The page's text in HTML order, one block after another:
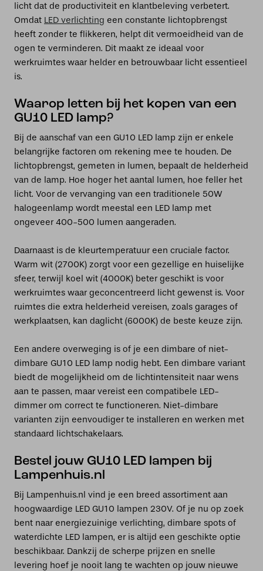
licht dat de productiviteit en klantbeleving verbetert.
Omdat LED verlichting een constante lichtopbrengst
heeft zonder te flikkeren, helpt dit vermoeidheid van de
ogen te verminderen. Dit maakt ze ideaal voor
werkruimtes waar helder en betrouwbaar licht essentieel
is.
Waarop letten bij het kopen van een
GU10 LED lamp?
Bij de aanschaf van een GU10 LED lamp zijn er enkele
belangrijke factoren om rekening mee te houden. De
lichtopbrengst, gemeten in lumen, bepaalt de helderheid
van de lamp. Hoe hoger het aantal lumen, hoe feller het
licht. Voor de vervanging van een traditionele 50W
halogeenlamp wordt meestal een LED lamp met
ongeveer 400-500 lumen aangeraden.
Daarnaast is de kleurtemperatuur een cruciale factor.
Warm wit (2700K) zorgt voor een gezellige en huiselijke
sfeer, terwijl koel wit (4000K) beter geschikt is voor
werkruimtes waar geconcentreerd licht gewenst is. Voor
ruimtes die extra helderheid vereisen, zoals garages of
werkplaatsen, kan daglicht (6000K) de beste keuze zijn.
Een andere overweging is of je een dimbare of niet-
dimbare GU10 LED lamp nodig hebt. Een dimbare variant
biedt de mogelijkheid om de lichtintensiteit naar wens
aan te passen, maar vereist een compatibele LED-
dimmer om correct te functioneren. Niet-dimbare
varianten zijn eenvoudiger te installeren en werken met
standaard lichtschakelaars.
Bestel jouw GU10 LED lampen bij
Lampenhuis.nl
Bij Lampenhuis.nl vind je een breed assortiment aan
hoogwaardige LED GU10 lampen 230V. Of je nu op zoek
bent naar energiezuinige verlichting, dimbare spots of
waterdichte LED lampen, er is altijd een geschikte optie
beschikbaar. Dankzij de scherpe prijzen en snelle
levering hoef je nooit lang te wachten op jouw nieuwe